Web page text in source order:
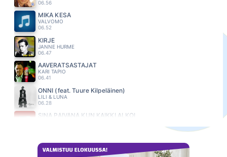
06.56
MIKÄ KESÄ
VALVOMO
06.52
KIRJE
JANNE HURME
06.47
AAVERATSASTAJAT
KARI TAPIO
06.41
ONNI (feat. Tuure Kilpeläinen)
LILI & LUNA
06.28
SINÄ PÄIVÄNÄ KUN KAIKKI ALKOI
ANNIKA EKLUND
06.18